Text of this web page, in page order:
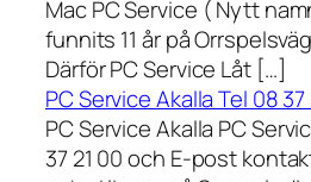
Mac PC Service ( Nytt
funnits 11 år på
Därför PC Service Låt […]
PC Service Akalla Tel 08 37
PC Service Akalla PC
37 21 00 och E-post